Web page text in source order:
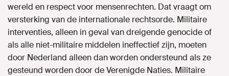
wereld en respect voor mensenrechten. Dat vraagt om
versterking van de internationale rechtsorde. Militaire
interventies, alleen in geval van dreigende genocide of
als alle niet-militaire middelen ineffectief zijn, moeten
door Nederland alleen dan worden ondersteund als ze
gesteund worden door de Verenigde Naties. Militaire